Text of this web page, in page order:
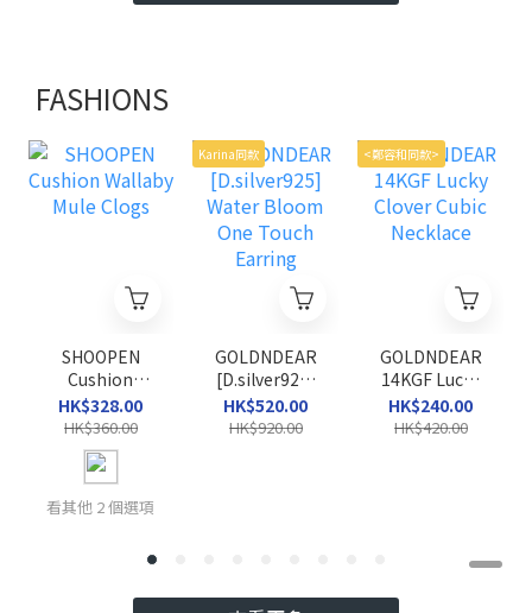
FASHIONS
SHOOPEN
Cushion
Wallaby Mule
Clogs
HK$328.00
HK$360.00
看其他 2 個選項
Karina同款
GOLDNDEAR
[D.silver925]
Water Bloom
One Touch
HK$520.00
HK$920.00
<鄭容和同款>
GOLDNDEAR
14KGF Lucky
Clover Cubic
Necklace
HK$240.00
HK$420.00